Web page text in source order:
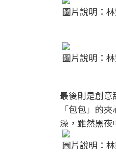
圖片說明：
圖片說明：
最後則是創
「包包」的
澡，雖然黑夜
圖片說明：